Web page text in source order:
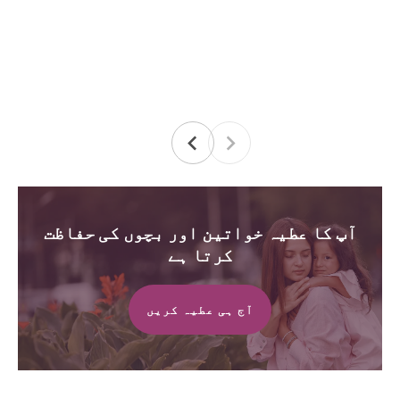
آپ کا عطیہ خواتین اور بچوں کی حفاظت
کرتا ہے
آج ہی عطیہ کریں